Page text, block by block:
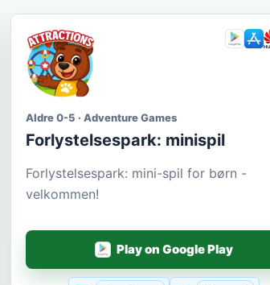
Aldre 0-5 · Adventure Games
Forlystelsespark: minispil
Forlystelsespark: mini-spil for børn -
velkommen!
Play on Google Play